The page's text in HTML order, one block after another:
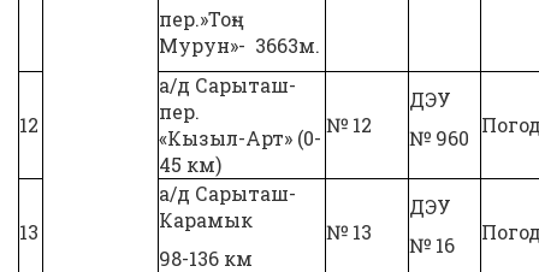
пер.»Тоң-
Мурун»- 3663м.
12
а/д Сарыташ-
пер.
«Кызыл-Арт» (0-
45 км)
№ 12
ДЭУ
№ 960
13
а/д Сарыташ-
Карамык
98-136 км
№ 13
ДЭУ
№ 16